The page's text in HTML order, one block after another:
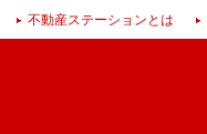
不動産ステーションとは